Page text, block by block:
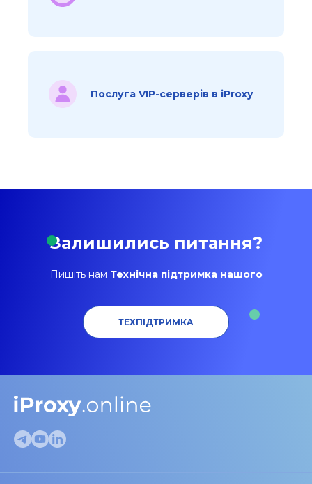
Послуга VIP-серверів в iProxy
Залишились питання?
Пишіть нам Технічна підтримка нашого
ТЕХПІДТРИМКА